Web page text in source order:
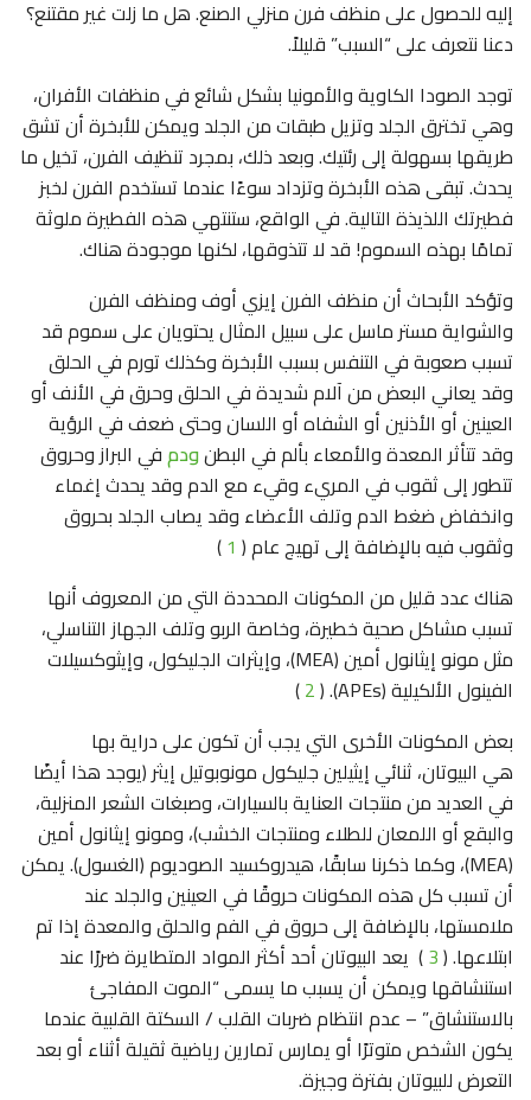
إليه للحصول على منظف فرن منزلي الصنع. هل ما زلت غير مقتنع؟
دعنا نتعرف على “السبب” قليلاً.
توجد الصودا الكاوية والأمونيا بشكل شائع في منظفات الأفران،
وهي تخترق الجلد وتزيل طبقات من الجلد ويمكن للأبخرة أن تشق
طريقها بسهولة إلى رئتيك. وبعد ذلك، بمجرد تنظيف الفرن، تخيل ما
يحدث. تبقى هذه الأبخرة وتزداد سوءًا عندما تستخدم الفرن لخبز
فطيرتك اللذيذة التالية. في الواقع، ستنتهي هذه الفطيرة ملوثة
تمامًا بهذه السموم! قد لا تتذوقها، لكنها موجودة هناك.
وتؤكد الأبحاث أن منظف الفرن إيزي أوف ومنظف الفرن
والشواية مستر ماسل على سبيل المثال يحتويان على سموم قد
تسبب صعوبة في التنفس بسبب الأبخرة وكذلك تورم في الحلق
وقد يعاني البعض من آلام شديدة في الحلق وحرق في الأنف أو
العينين أو الأذنين أو الشفاه أو اللسان وحتى ضعف في الرؤية
وقد تتأثر المعدة والأمعاء بألم في البطنودمفي البراز وحروق
تتطور إلى ثقوب في المريء وقيء مع الدم وقد يحدث إغماء
وانخفاض ضغط الدم وتلف الأعضاء وقد يصاب الجلد بحروق
وثقوب فيه بالإضافة إلى تهيج عام ( 1
)
هناك عدد قليل من المكونات المحددة التي من المعروف أنها
تسبب مشاكل صحية خطيرة، وخاصة الربو وتلف الجهاز التناسلي،
مثل مونو إيثانول أمين (MEA)، وإيثرات الجليكول، وإيثوكسيلات
الفينول الألكيلية (APEs). (
2
)
بعض المكونات الأخرى التي يجب أن تكون على دراية بها
هي البيوتان، ثنائي إيثيلين جليكول مونوبوتيل إيثر (يوجد هذا أيضًا
في العديد من منتجات العناية بالسيارات، وصبغات الشعر المنزلية،
والبقع أو اللمعان للطلاء ومنتجات الخشب)، ومونو إيثانول أمين
(MEA)، وكما ذكرنا سابقًا، هيدروكسيد الصوديوم (الغسول). يمكن
أن تسبب كل هذه المكونات حروقًا في العينين والجلد عند
ملامستها، بالإضافة إلى حروق في الفم والحلق والمعدة إذا تم
ابتلاعها. (3) يعد البيوتان أحد أكثر المواد المتطايرة ضررًا عند
استنشاقها ويمكن أن يسبب ما يسمى “الموت المفاجئ
بالاستنشاق” – عدم انتظام ضربات القلب / السكتة القلبية عندما
يكون الشخص متوترًا أو يمارس تمارين رياضية ثقيلة أثناء أو بعد
التعرض للبيوتان بفترة وجيزة.